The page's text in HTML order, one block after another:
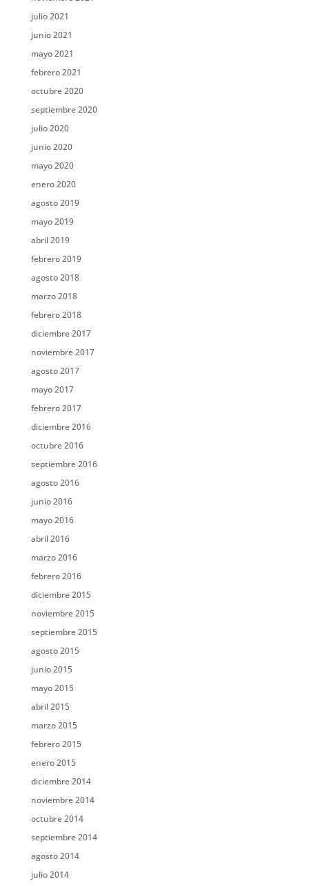
julio 2021
junio 2021
mayo 2021
febrero 2021
octubre 2020
septiembre 2020
julio 2020
junio 2020
mayo 2020
enero 2020
agosto 2019
mayo 2019
abril 2019
febrero 2019
agosto 2018
marzo 2018
febrero 2018
diciembre 2017
noviembre 2017
agosto 2017
mayo 2017
febrero 2017
diciembre 2016
octubre 2016
septiembre 2016
agosto 2016
junio 2016
mayo 2016
abril 2016
marzo 2016
febrero 2016
diciembre 2015
noviembre 2015
septiembre 2015
agosto 2015
junio 2015
mayo 2015
abril 2015
marzo 2015
febrero 2015
enero 2015
diciembre 2014
noviembre 2014
octubre 2014
septiembre 2014
agosto 2014
julio 2014